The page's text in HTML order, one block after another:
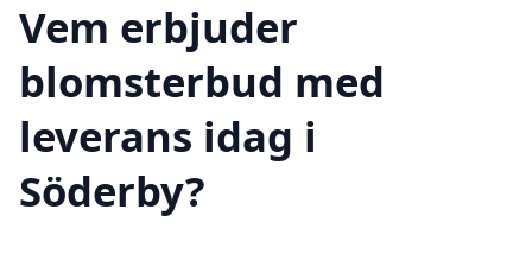
Vem erbjuder
blomsterbud med
leverans idag i
Söderby?